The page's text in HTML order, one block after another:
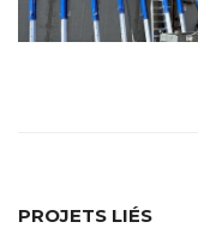
PROJETS LIÉS